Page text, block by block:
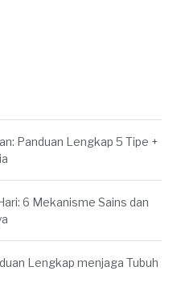
Panduan Lengkap 5 Tipe +
6 Mekanisme Sains dan
Lengkap menjaga Tubuh